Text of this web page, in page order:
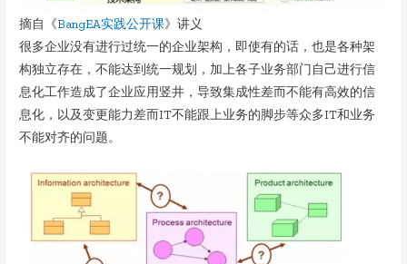
摘自《BangEA实践公开课》讲义
很多企业没有进行过统一的企业架构，即使有的话，也是各种架
构独立存在，不能达到统一规划，加上各子业务部门自己进行信
息化工作造成了企业应用竖井，导致集成性差而不能有高效的信
息化，以及变更能力差而IT不能跟上业务的脚步等众多IT和业务
不能对齐的问题。